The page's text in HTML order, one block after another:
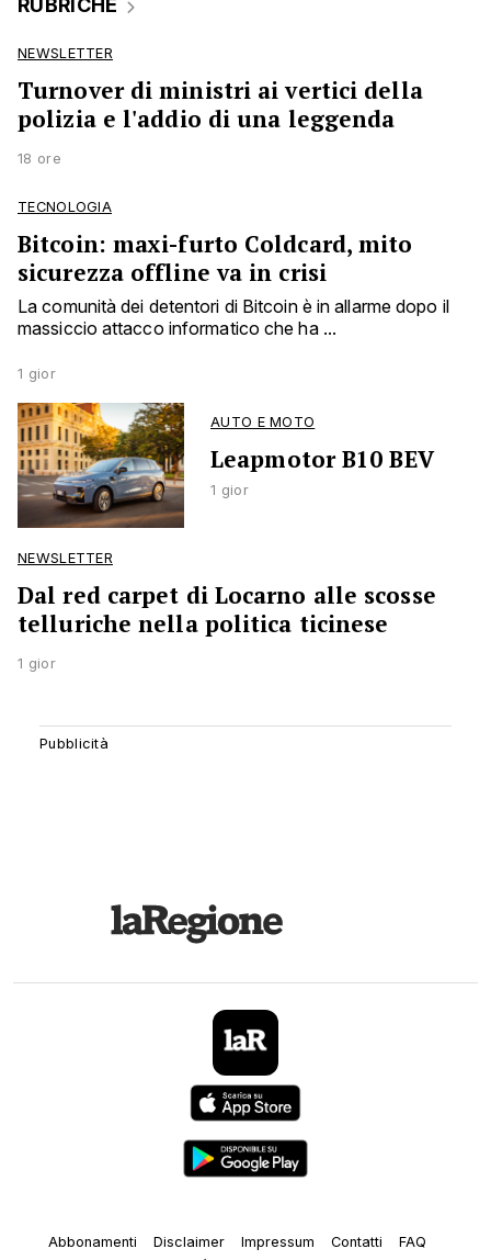
RUBRICHE
NEWSLETTER
Turnover di ministri ai vertici della
polizia e l'addio di una leggenda
18 ore
TECNOLOGIA
Bitcoin: maxi-furto Coldcard, mito
sicurezza offline va in crisi
La comunità dei detentori di Bitcoin è in allarme dopo il
massiccio attacco informatico che ha ...
1 gior
AUTO E MOTO
Leapmotor B10 BEV
1 gior
NEWSLETTER
Dal red carpet di Locarno alle scosse
telluriche nella politica ticinese
1 gior
Abbonamenti Disclaimer Impressum Contatti
FAQ